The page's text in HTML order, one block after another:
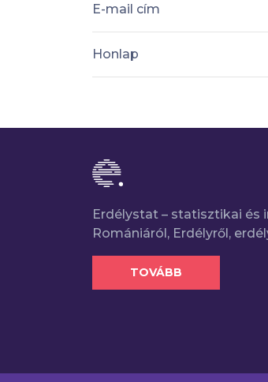
E-mail cím
Honlap
Erdélystat – statisztikai és
Romániáról, Erdélyről,
TOVÁBB